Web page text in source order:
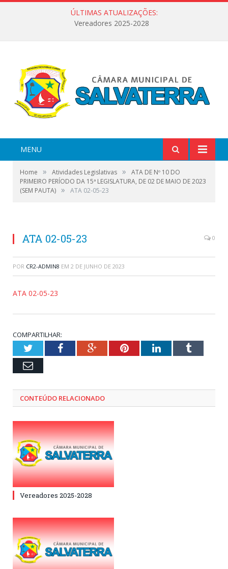
ÚLTIMAS ATUALIZAÇÕES:
Vereadores 2025-2028
MENU
Home » Atividades Legislativas »
ATA DE Nº 10 DO
PRIMEIRO PERÍODO DA 15ª LEGISLATURA, DE 02 DE MAIO DE 2023
(SEM PAUTA) » ATA 02-05-23
ATA 02-05-23 0
POR CR2-ADMIN8 EM 2 DE JUNHO DE 2023
ATA 02-05-23
COMPARTILHAR:
TwitterFacebookGoogle+PinterestLinkedInTumblr
Email
CONTEÚDO RELACIONADO
Vereadores 2025-2028